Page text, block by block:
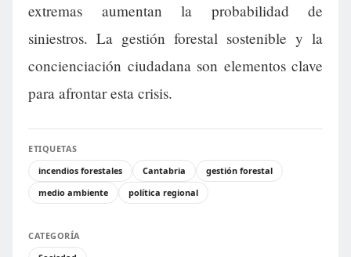
extremas aumentan la probabilidad de
siniestros. La gestión forestal sostenible y la
concienciación ciudadana son elementos clave
para afrontar esta crisis.
ETIQUETAS
incendios forestales
Cantabria
gestión forestal
medio ambiente
política regional
CATEGORÍA